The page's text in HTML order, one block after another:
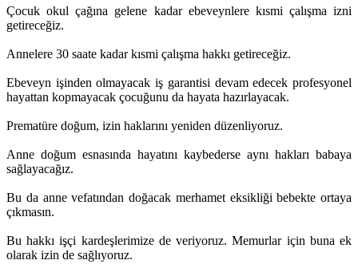
Çocuk okul çağına gelene kadar ebeveynlere kısmi çalışma izni
getireceğiz.
Annelere 30 saate kadar kısmi çalışma hakkı getireceğiz.
Ebeveyn işinden olmayacak iş garantisi devam edecek profesyonel
hayattan kopmayacak çocuğunu da hayata hazırlayacak.
Prematüre doğum, izin haklarını yeniden düzenliyoruz.
Anne doğum esnasında hayatını kaybederse aynı hakları babaya
sağlayacağız.
Bu da anne vefatından doğacak merhamet eksikliği bebekte ortaya
çıkmasın.
Bu hakkı işçi kardeşlerimize de veriyoruz. Memurlar için buna ek
olarak izin de sağlıyoruz.